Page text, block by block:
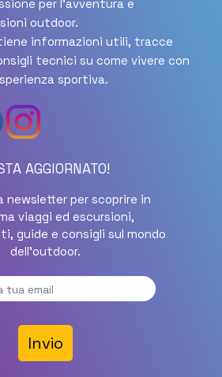
per l'avventura e
outdoor.
informazioni utili, tracce
tecnici su come vivere con
sportiva.
AGGIORNATO!
newsletter per scoprire in
viaggi ed escursioni,
guide e consigli sul mondo
dell'outdoor.